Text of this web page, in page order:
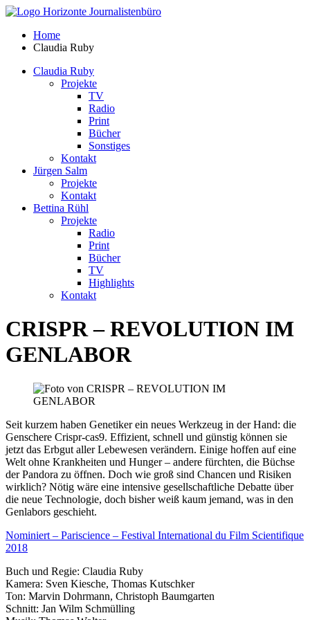
Home
Claudia Ruby
Claudia Ruby
Projekte
TV
Radio
Print
Bücher
Sonstiges
Kontakt
Jürgen Salm
Projekte
Kontakt
Bettina Rühl
Projekte
Radio
Print
Bücher
TV
Highlights
Kontakt
CRISPR – REVOLUTION IM
GENLABOR
Seit kurzem haben Genetiker ein neues Werkzeug in der Hand: die
Genschere Crispr-cas9. Effizient, schnell und günstig können sie
jetzt das Erbgut aller Lebewesen verändern. Einige hoffen auf eine
Welt ohne Krankheiten und Hunger – andere fürchten, die Büchse
der Pandora zu öffnen. Doch wie groß sind Chancen und Risiken
wirklich? Nötig wäre eine intensive gesellschaftliche Debatte über
die neue Technologie, doch bisher weiß kaum jemand, was in den
Genlabors geschieht.
Nominiert – Pariscience – Festival International du Film Scientifique
2018
Buch und Regie: Claudia Ruby
Kamera: Sven Kiesche, Thomas Kutschker
Ton: Marvin Dohrmann, Christoph Baumgarten
Schnitt: Jan Wilm Schmülling